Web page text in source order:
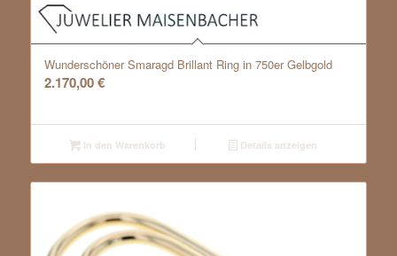
Wunderschöner Smaragd Brillant Ring in 750er Gelbgold
2.170,00€
In den Warenkorb Details anzeigen